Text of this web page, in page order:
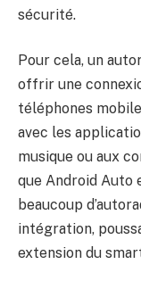
sécurité.
Pour cela, un
offrir une
téléphones
avec les
musique ou aux
que Android Auto
beaucoup
intégration,
extension du